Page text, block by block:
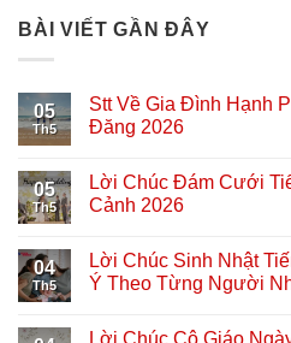
BÀI VIẾT GẦN ĐÂY
05
Th5
Stt Về Gia Đình Hạnh
Đăng 2026
05
Th5
Lời Chúc Đám Cưới
Cảnh 2026
04
Th5
Lời Chúc Sinh Nhật
Ý Theo Từng Người
Lời Chúc Cô Giáo